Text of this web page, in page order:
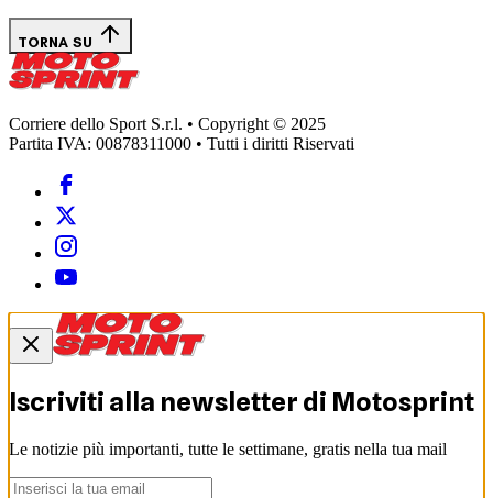
TORNA SU
Corriere dello Sport S.r.l. • Copyright © 2025
Partita IVA: 00878311000 • Tutti i diritti Riservati
Iscriviti alla newsletter di Motosprint
Le notizie più importanti, tutte le settimane, gratis nella tua mail